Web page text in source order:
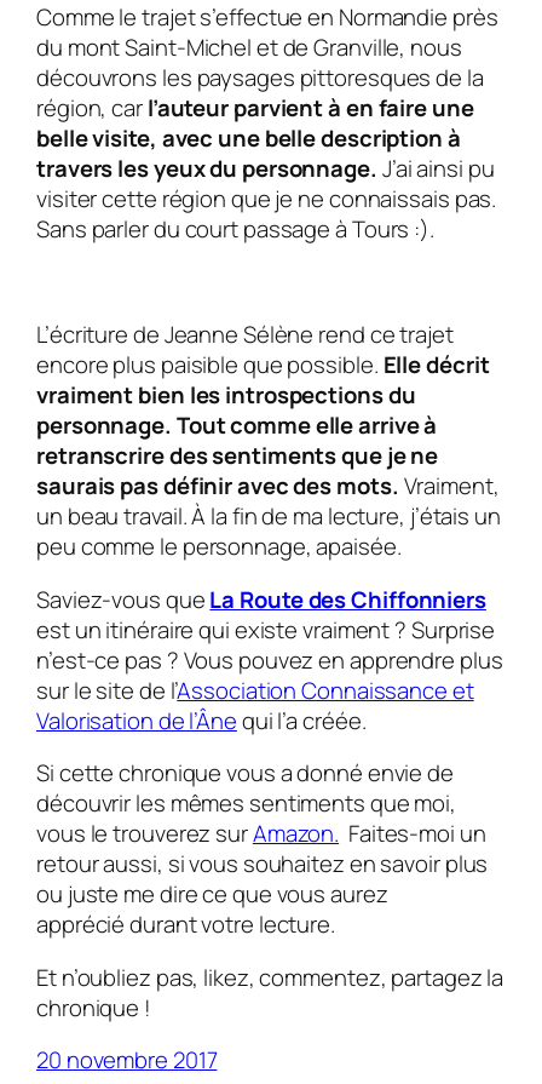
Comme le trajet s’effectue en Normandie près
du mont Saint-Michel et de Granville, nous
découvrons les paysages pittoresques de la
région, carl’auteur parvient à en faire une
belle visite, avec une belle description à
travers les yeux du personnage. J’ai ainsi pu
visiter cette région que je ne connaissais pas.
Sans parler du court passage à Tours :).
L’écriture de Jeanne Sélène rend ce trajet
encore plus paisible que possible. Elle décrit
vraiment bien les introspections du
personnage. Tout comme elle arrive à
retranscrire des sentiments que je ne
saurais pas définir avec des mots. Vraiment,
un beau travail. À la fin de ma lecture, j’étais un
peu comme le personnage, apaisée.
Saviez-vous queLa Route des Chiffonniers
est un itinéraire qui existe vraiment ? Surprise
n’est-ce pas ? Vous pouvez en apprendre plus
sur le site de l’Association Connaissance et
Valorisation de l’Ânequi l’a créée.
Si cette chronique vous a donné envie de
découvrir les mêmes sentiments que moi,
vous le trouverez surAmazon. Faites-moi un
retour aussi, si vous souhaitez en savoir plus
ou juste me dire ce que vous aurez
apprécié durant votre lecture.
Et n’oubliez pas, likez, commentez, partagez la
chronique !
20 novembre 2017